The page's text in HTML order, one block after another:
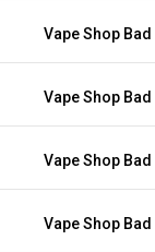
Vape Shop
Vape Shop
Vape Shop
Vape Shop